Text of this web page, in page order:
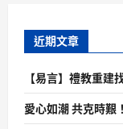
近期文章
【易言】禮教重建
愛心如潮 共克時艱